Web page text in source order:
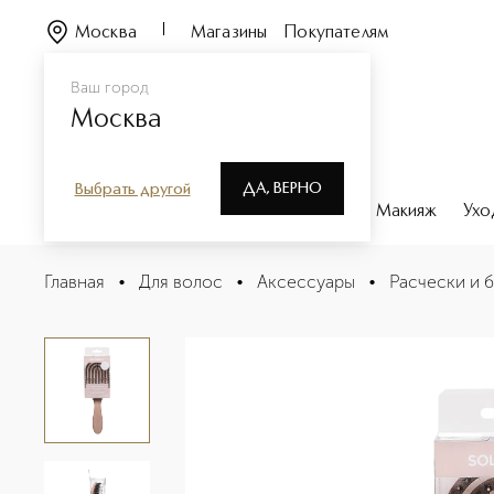
Ваш город
Москва
Выбрать другой ДА, ВЕРНО
Москва Магазины Покупателям
Парфюмерия Макияж
Расческа массажная для волос с натуральной
Описание
Главная • Для волос • Аксессуары • Расчески и